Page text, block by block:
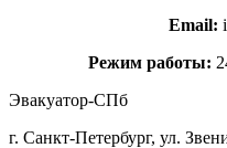
Email:
Режим работы:
Эвакуатор-СПб
г. Санкт-Петербург, ул.